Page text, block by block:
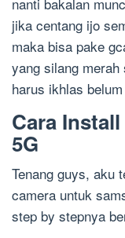
jika centang ijo
maka bisa pake
yang silang
harus ikhlas
Cara
5G
Tenang guys, aku
camera untuk
step by stepnya